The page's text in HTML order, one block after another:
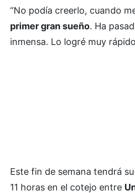
“No podía creerlo, cuando
primer gran sueño. Ha
inmensa. Lo logré muy
Este fin de semana tendrá
11 horas en el cotejo entre